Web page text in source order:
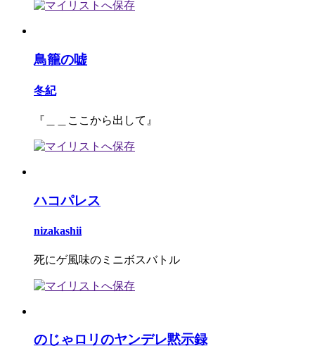
鳥籠の嘘
冬紀
『＿＿ここから出して』
ハコパレス
nizakashii
死にゲ風味のミニボスバトル
のじゃロリのヤンデレ黙示録